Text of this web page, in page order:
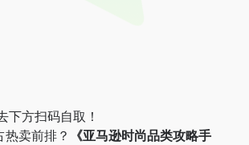
方扫码自取！
热卖前排？
《亚马逊时尚品类攻略手